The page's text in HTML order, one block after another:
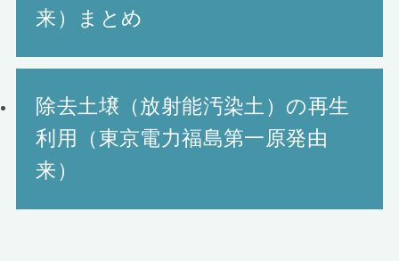
来）まとめ
除去土壌（放射能汚染土）の再生
利用（東京電力福島第一原発由
来）